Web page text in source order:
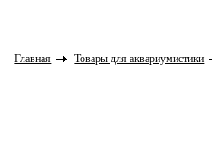
Главная Товары для аквариумистики